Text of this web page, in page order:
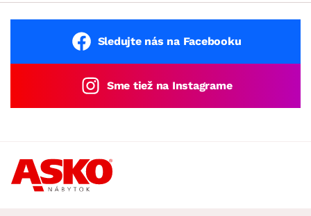
Sledujte nás na Facebooku
Sme tiež na Instagrame